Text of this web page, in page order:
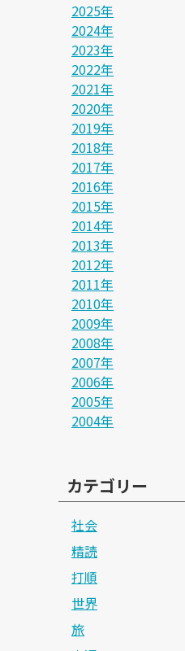
2025年
2024年
2023年
2022年
2021年
2020年
2019年
2018年
2017年
2016年
2015年
2014年
2013年
2012年
2011年
2010年
2009年
2008年
2007年
2006年
2005年
2004年
カテゴリー
社会
精読
打順
世界
旅